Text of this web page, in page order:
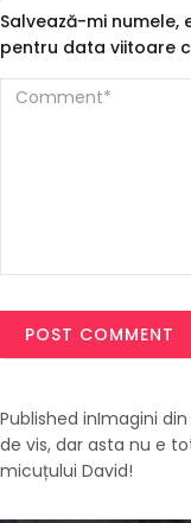
Salvează-mi
pentru data viitoare
Navigare
în
Published inImagini
de vis, dar asta nu e
micuțului David!